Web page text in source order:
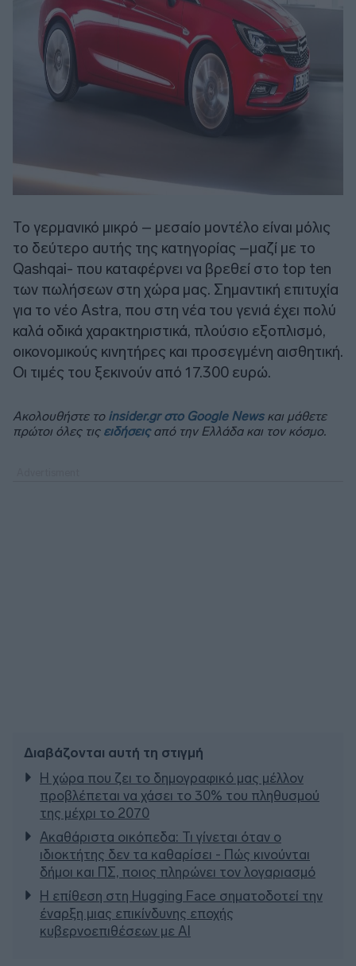
Το γερμανικό μικρό – μεσαίο μοντέλο είναι μόλις
το δεύτερο αυτής της κατηγορίας –μαζί με το
Qashqai- που καταφέρνει να βρεθεί στο top ten
των πωλήσεων στη χώρα μας. Σημαντική επιτυχία
για το νέο Astra, που στη νέα του γενιά έχει πολύ
καλά οδικά χαρακτηριστικά, πλούσιο εξοπλισμό,
οικονομικούς κινητήρες και προσεγμένη αισθητική.
Οι τιμές του ξεκινούν από 17.300 ευρώ.
Ακολουθήστε το insider.gr στο Google Newsκαι μάθετε
πρώτοι όλες τις ειδήσειςαπό την Ελλάδα και τον κόσμο.
Διαβάζονται αυτή τη στιγμή
Η χώρα που ζει το δημογραφικό μας μέλλον
προβλέπεται να χάσει το 30% του πληθυσμού
της μέχρι το 2070
Ακαθάριστα οικόπεδα: Τι γίνεται όταν ο
ιδιοκτήτης δεν τα καθαρίσει - Πώς κινούνται
δήμοι και ΠΣ, ποιος πληρώνει τον λογαριασμό
Η επίθεση στη Hugging Face σηματοδοτεί την
έναρξη μιας επικίνδυνης εποχής
κυβερνοεπιθέσεων με AI